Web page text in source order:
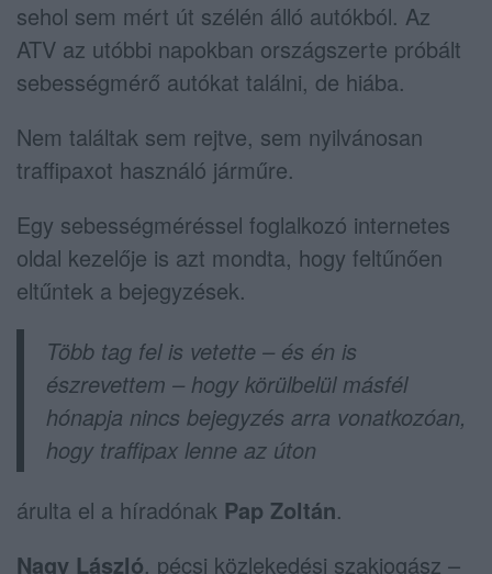
sehol sem mért út szélén álló autókból. Az
ATV az utóbbi napokban országszerte próbált
sebességmérő autókat találni, de hiába.
Nem találtak sem rejtve, sem nyilvánosan
traffipaxot használó járműre.
Egy sebességméréssel foglalkozó internetes
oldal kezelője is azt mondta, hogy feltűnően
eltűntek a bejegyzések.
Több tag fel is vetette – és én is
észrevettem – hogy körülbelül másfél
hónapja nincs bejegyzés arra vonatkozóan,
hogy traffipax lenne az úton
árulta el a híradónak Pap Zoltán.
Nagy László, pécsi közlekedési szakjogász –